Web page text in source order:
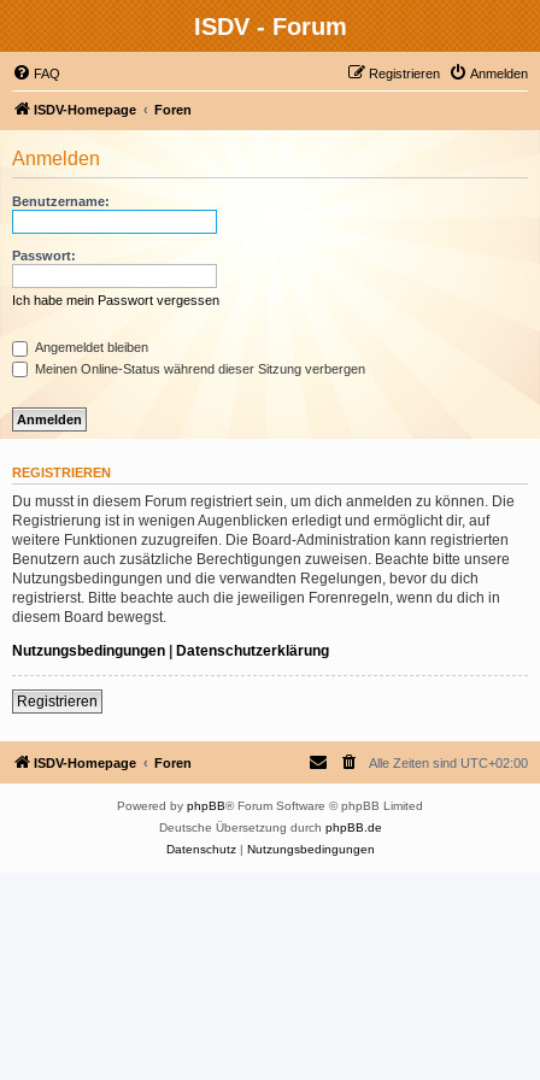
ISDV - Forum
FAQ Anmelden
Registrieren
ISDV-Homepage Foren
Anmelden
Benutzername:
Passwort:
Ich habe mein Passwort vergessen
Angemeldet bleiben
Meinen Online-Status während dieser Sitzung verbergen
REGISTRIEREN
Du musst in diesem Forum registriert sein, um dich anmelden zu können. Die
Registrierung ist in wenigen Augenblicken erledigt und ermöglicht dir, auf
weitere Funktionen zuzugreifen. Die Board-Administration kann registrierten
Benutzern auch zusätzliche Berechtigungen zuweisen. Beachte bitte unsere
Nutzungsbedingungen und die verwandten Regelungen, bevor du dich
registrierst. Bitte beachte auch die jeweiligen Forenregeln, wenn du dich in
diesem Board bewegst.
Nutzungsbedingungen | Datenschutzerklärung
Registrieren
ISDV-Homepage Foren Alle Zeiten sind UTC+02:00
Powered by phpBB® Forum Software © phpBB Limited
Deutsche Übersetzung durch phpBB.de
Datenschutz| Nutzungsbedingungen